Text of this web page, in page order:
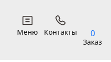
Меню Контакты 0
Заказ